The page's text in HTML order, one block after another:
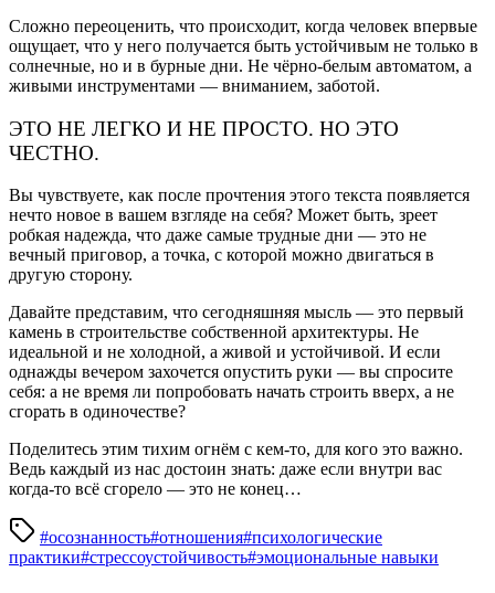
Сложно переоценить, что происходит, когда человек впервые
ощущает, что у него получается быть устойчивым не только в
солнечные, но и в бурные дни. Не чёрно-белым автоматом, а
живыми инструментами — вниманием, заботой.
ЭТО НЕ ЛЕГКО И НЕ ПРОСТО. НО ЭТО
ЧЕСТНО.
Вы чувствуете, как после прочтения этого текста появляется
нечто новое в вашем взгляде на себя? Может быть, зреет
робкая надежда, что даже самые трудные дни — это не
вечный приговор, а точка, с которой можно двигаться в
другую сторону.
Давайте представим, что сегодняшняя мысль — это первый
камень в строительстве собственной архитектуры. Не
идеальной и не холодной, а живой и устойчивой. И если
однажды вечером захочется опустить руки — вы спросите
себя: а не время ли попробовать начать строить вверх, а не
сгорать в одиночестве?
Поделитесь этим тихим огнём с кем-то, для кого это важно.
Ведь каждый из нас достоин знать: даже если внутри вас
когда-то всё сгорело — это не конец…
#осознанность#отношения#психологические
практики#стрессоустойчивость#эмоциональные навыки